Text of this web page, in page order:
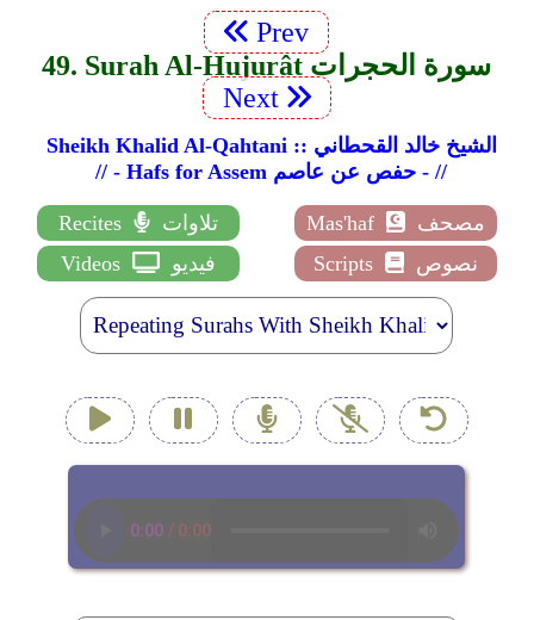
Prev
49. Surah Al-Hujurât سورة الحجرات
Next
Sheikh Khalid Al-Qahtani :: الشيخ خالد القحطاني
// - Hafs for Assem حفص عن عاصم - //
Recites تلاوات Mas'haf
مصحف
Videos
فيديو Scripts نصوص